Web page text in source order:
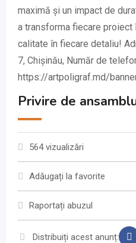
maximă și un impact de
a transforma fiecare
calitate în fiecare detaliu!
7, Chișinău, Număr de
https://artpoligraf.md/
Privire de
564 vizualizări
Adăugați la favorite
Raportați abuzul
Distribuiți acest anunț: